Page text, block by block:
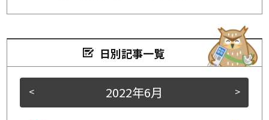
日別記事一覧
< >
2022年6月